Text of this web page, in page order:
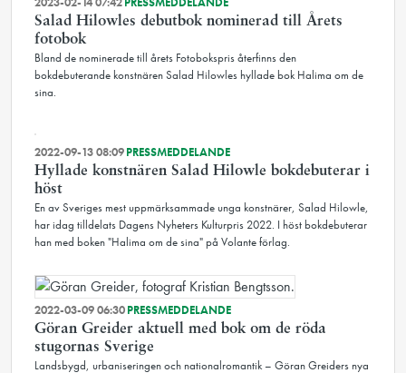
Salad Hilowles debutbok nominerad till Årets
fotobok
Bland de nominerade till årets Fotobokspris återfinns den
bokdebuterande konstnären Salad Hilowles hyllade bok Halima om de
sina.
2022-09-13 08:09PRESSMEDDELANDE
Hyllade konstnären Salad Hilowle bokdebuterar i
höst
En av Sveriges mest uppmärksammade unga konstnärer, Salad Hilowle,
har idag tilldelats Dagens Nyheters Kulturpris 2022. I höst bokdebuterar
han med boken "Halima om de sina" på Volante förlag.
2022-03-09 06:30PRESSMEDDELANDE
Göran Greider aktuell med bok om de röda
stugornas Sverige
Landsbygd, urbaniseringen och nationalromantik – Göran Greiders nya